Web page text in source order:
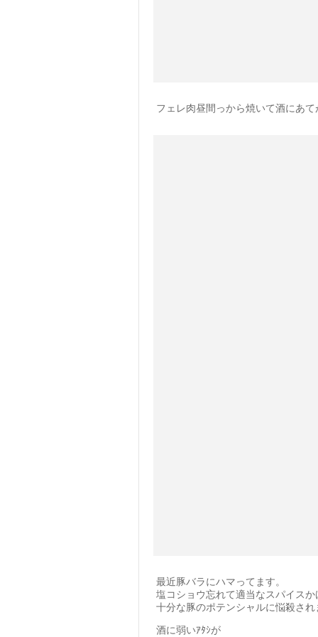
フェレ肉昼間っから焼いて酒にあて
最近豚バラにハマってます。
塩コショウ忘れて適当なスパイスか
十分な豚のポテンシャルに悩殺され
酒に弱いｱﾀｼが